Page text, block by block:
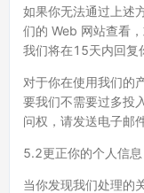
如果你无法通过上述
们的 Web 网站查看
我们将在15天内回复
对于你在使用我们的
要我们不需要过多投
问权，请发送电子邮
5.2更正你的个人信息
当你发现我们处理的